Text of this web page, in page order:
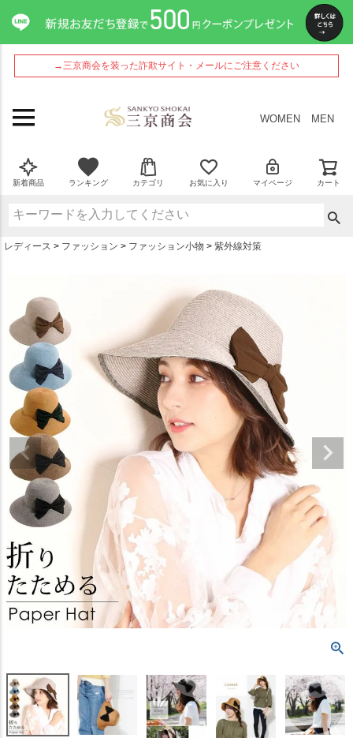
→三京商会を装った詐欺サイト・メールにご注意ください
WOMEN MEN
新着商品 ランキング カテゴリ お気に入り マイページ カート
レディース ファッション ファッション小物 紫外線対策
ペー
ジト
ップ
へ